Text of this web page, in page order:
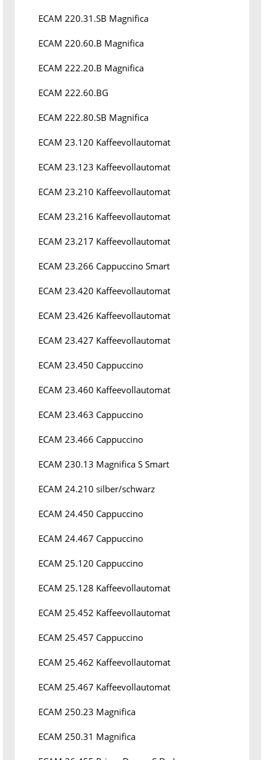
ECAM 220.31.SB Magnifica
ECAM 220.60.B Magnifica
ECAM 222.20.B Magnifica
ECAM 222.60.BG
ECAM 222.80.SB Magnifica
ECAM 23.120 Kaffeevollautomat
ECAM 23.123 Kaffeevollautomat
ECAM 23.210 Kaffeevollautomat
ECAM 23.216 Kaffeevollautomat
ECAM 23.217 Kaffeevollautomat
ECAM 23.266 Cappuccino Smart
ECAM 23.420 Kaffeevollautomat
ECAM 23.426 Kaffeevollautomat
ECAM 23.427 Kaffeevollautomat
ECAM 23.450 Cappuccino
ECAM 23.460 Kaffeevollautomat
ECAM 23.463 Cappuccino
ECAM 23.466 Cappuccino
ECAM 230.13 Magnifica S Smart
ECAM 24.210 silber/schwarz
ECAM 24.450 Cappuccino
ECAM 24.467 Cappuccino
ECAM 25.120 Cappuccino
ECAM 25.128 Kaffeevollautomat
ECAM 25.452 Kaffeevollautomat
ECAM 25.457 Cappuccino
ECAM 25.462 Kaffeevollautomat
ECAM 25.467 Kaffeevollautomat
ECAM 250.23 Magnifica
ECAM 250.31 Magnifica